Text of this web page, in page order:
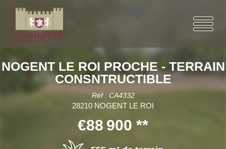
NOGENT LE ROI PROCHE - TERRAIN
CONSNTRUCTIBLE
Réf : CA4332
28210 NOGENT LE ROI
€88 900 **